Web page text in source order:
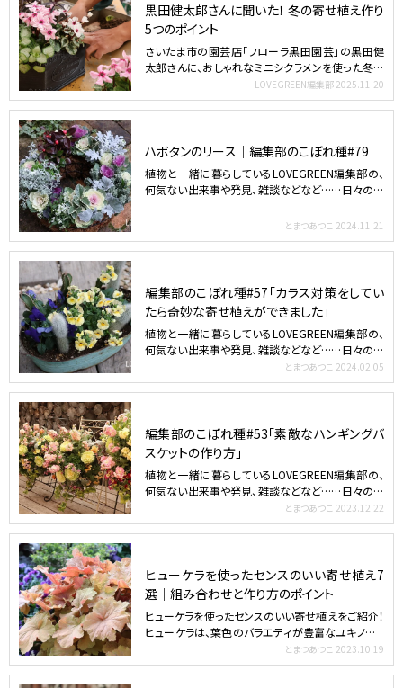
黒田健太郎さんに聞いた！ 冬の寄せ植え作り
5つのポイント
さいたま市の園芸店「フローラ黒田園芸」の黒田健
太郎さんに、おしゃれなミニシクラメンを使った冬か
LOVEGREEN編集部 2025.11.20
ハボタンのリース｜編集部のこぼれ種#79
植物と一緒に暮らしているLOVEGREEN編集部の、
何気ない出来事や発見、雑談などなど……日々の一
とまつあつこ 2024.11.21
編集部のこぼれ種#57「カラス対策をしてい
たら奇妙な寄せ植えができました」
植物と一緒に暮らしているLOVEGREEN編集部の、
何気ない出来事や発見、雑談などなど……日々の一
とまつあつこ 2024.02.05
編集部のこぼれ種#53「素敵なハンギングバ
スケットの作り方」
植物と一緒に暮らしているLOVEGREEN編集部の、
何気ない出来事や発見、雑談などなど……日々の一
とまつあつこ 2023.12.22
ヒューケラを使ったセンスのいい寄せ植え7
選｜組み合わせと作り方のポイント
ヒューケラを使ったセンスのいい寄せ植えをご紹介！
ヒューケラは、葉色のバラエティが豊富なユキノシタ
とまつあつこ 2023.10.19